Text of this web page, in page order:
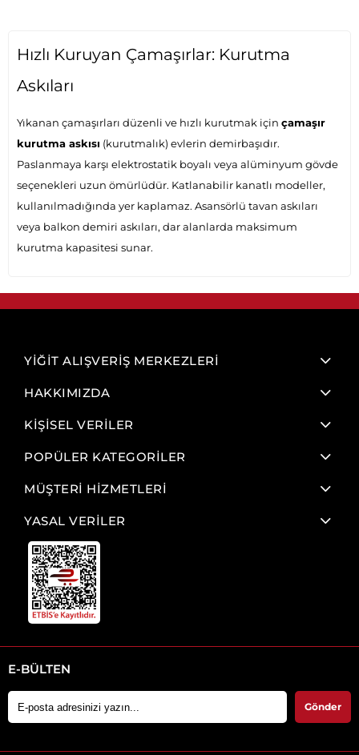
Hızlı Kuruyan Çamaşırlar: Kurutma
Askıları
Yıkanan çamaşırları düzenli ve hızlı kurutmak için çamaşır
kurutma askısı (kurutmalık) evlerin demirbaşıdır.
Paslanmaya karşı elektrostatik boyalı veya alüminyum gövde
seçenekleri uzun ömürlüdür. Katlanabilir kanatlı modeller,
kullanılmadığında yer kaplamaz. Asansörlü tavan askıları
veya balkon demiri askıları, dar alanlarda maksimum
kurutma kapasitesi sunar.
YİĞİT ALIŞVERİŞ MERKEZLERİ
HAKKIMIZDA
KİŞİSEL VERİLER
POPÜLER KATEGORİLER
MÜŞTERİ HİZMETLERİ
YASAL VERİLER
E-BÜLTEN
Gönder